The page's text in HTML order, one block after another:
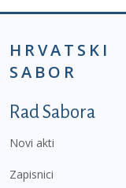
HRVATSKI
SABOR
Podnožje
Rad Sabora
Novi akti
Zapisnici